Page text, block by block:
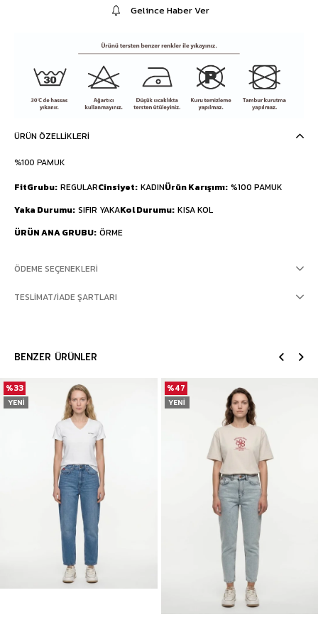
Gelince Haber Ver
ÜRÜN ÖZELLIKLERI
%100 PAMUK
FitGrubu REGULARCinsiyet KADINÜrün Karışımı %100 PAMUK
Yaka Durumu SIFIR YAKAKol Durumu KISA KOL
ÜRÜN ANA GRUBU ÖRME
ÖDEME SEÇENEKLERI
TESLIMAT/İADE ŞARTLARI
BENZER ÜRÜNLER
%33
YENI
%47
YENI